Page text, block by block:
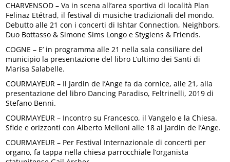
CHARVENSOD – Va in scena all’area sportiva di località Plan
Felinaz Etétrad, il festival di musiche tradizionali del mondo.
Debutto alle 21 con i concerti di Ishtar Connection, Neighbors,
Duo Bottasso & Simone Sims Longo e Stygiens & Friends.
COGNE – E’ in programma alle 21 nella sala consiliare del
municipio la presentazione del libro L’ultimo dei Santi di
Marisa Salabelle.
COURMAYEUR – Il Jardin de l’Ange fa da cornice, alle 21, alla
presentazione del libro Dancing Paradiso, Feltrinelli, 2019 di
Stefano Benni.
COURMAYEUR – Incontro su Francesco, il Vangelo e la Chiesa.
Sfide e orizzonti con Alberto Melloni alle 18 al Jardin de l’Ange.
COURMAYEUR – Per Festival Internazionale di concerti per
organo, fa tappa nella chiesa parrocchiale l’organista